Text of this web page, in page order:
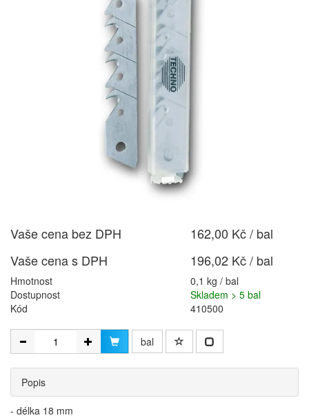
Vaše cena bez DPH
162,00 Kč / bal
Vaše cena s DPH
196,02 Kč / bal
Hmotnost
0,1 kg / bal
Dostupnost
Skladem > 5 bal
Kód
410500
bal
Popis
- délka 18 mm